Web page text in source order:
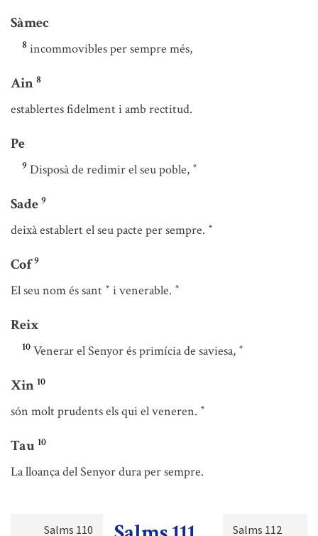
Sàmec
8 incommovibles per sempre més,
Ain 8
establertes fidelment i amb rectitud.
Pe
9 Disposà de redimir el seu poble, *
Sade 9
deixà establert el seu pacte per sempre. *
Cof 9
El seu nom és sant * i venerable. *
Reix
10 Venerar el Senyor és primícia de saviesa, *
Xin 10
són molt prudents els qui el veneren. *
Tau 10
La lloança del Senyor dura per sempre.
Salms 110 Salms 112